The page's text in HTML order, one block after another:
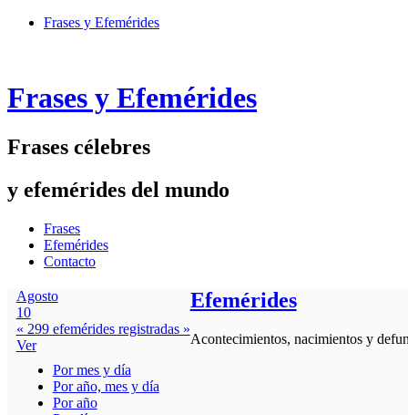
Frases y Efemérides
Frases y Efemérides
Frases célebres
y efemérides del mundo
Frases
Efemérides
Contacto
Agosto
10
« 299 efemérides registradas »
Ver
Efemérides
Acontecimientos, nacimientos y
Por mes y día
Por año, mes y día
Por año